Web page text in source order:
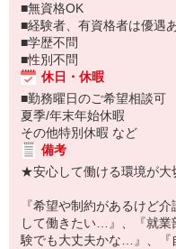
■無資格OK
■経験者、有資格者は優遇
■学歴不問
■性別不問
休日・休暇
■勤務曜日のご希望相談可
夏季/年末年始休暇
その他特別休暇 など
備考
★安心して働ける環境が
『希望や制約があるけど
して働きたい…』、『就
験でも大丈夫かな…』、『